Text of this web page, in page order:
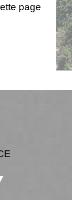
page